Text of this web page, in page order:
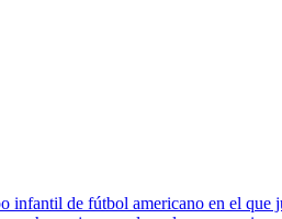
de fútbol americano en el